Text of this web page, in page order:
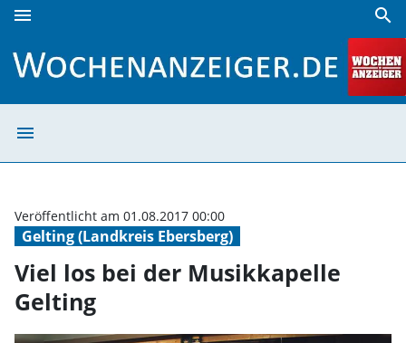
menu search
menu
Gelting (Landkreis Ebersberg)
Veröffentlicht am 01.08.2017 00:00
Viel los bei der Musikkapelle
Gelting